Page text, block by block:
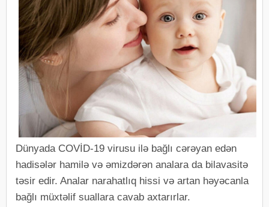
Dünyada COVİD-19 virusu ilə bağlı cərəyan edən
hadisələr hamilə və əmizdərən analara da bilavasitə
təsir edir. Analar narahatlıq hissi və artan həyəcanla
bağlı müxtəlif suallara cavab axtarırlar.